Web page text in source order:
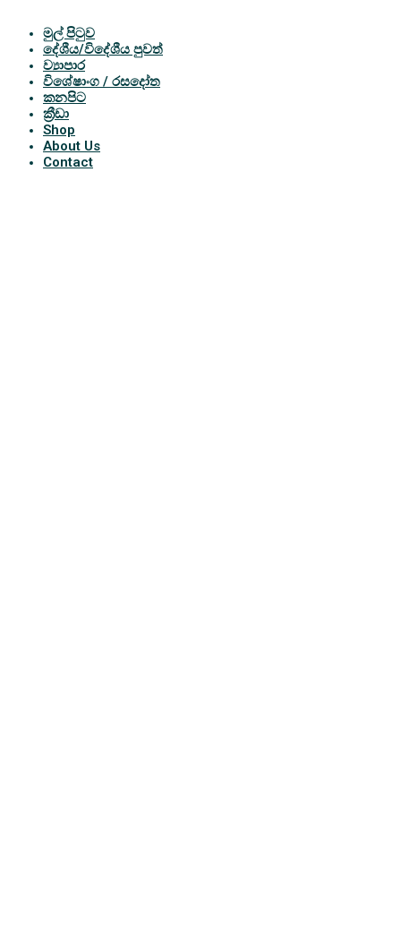
මුල් පිටුව
දේශීය/විදේශීය පුවත්
ව්‍යාපාර
විශේෂාංග / රසදෝත
කනපිට
ක්‍රීඩා
Shop
About Us
Contact